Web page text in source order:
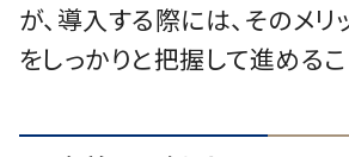
が、導入する際には、そのメリ
をしっかりと把握して進める